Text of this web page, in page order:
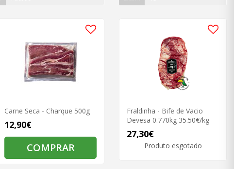
Carne Seca - Charque 500g
12,90€
COMPRAR
Fraldinha - Bife de Vacio
Devesa 0.770kg 35.50€/kg
27,30€
Produto esgotado